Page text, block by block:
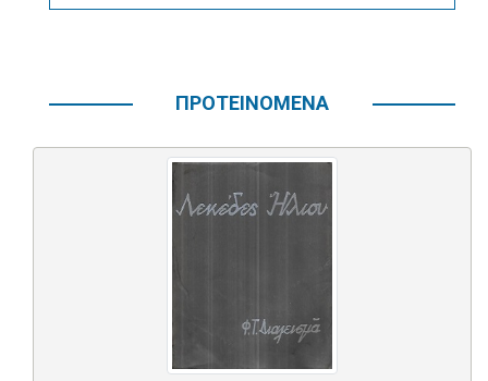
ΠΡΟΤΕΙΝΟΜΕΝΑ